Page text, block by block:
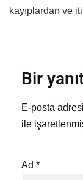
kayıplardan ve
Bir
E-posta
ile
Ad *